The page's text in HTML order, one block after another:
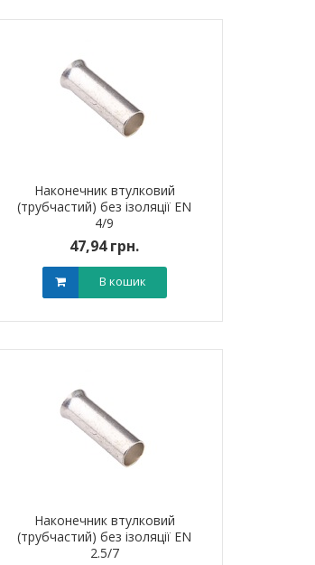
Наконечник втулковий
(трубчастий) без ізоляції EN
4/9
47,94 грн.
В кошик
Наконечник втулковий
(трубчастий) без ізоляції EN
2.5/7